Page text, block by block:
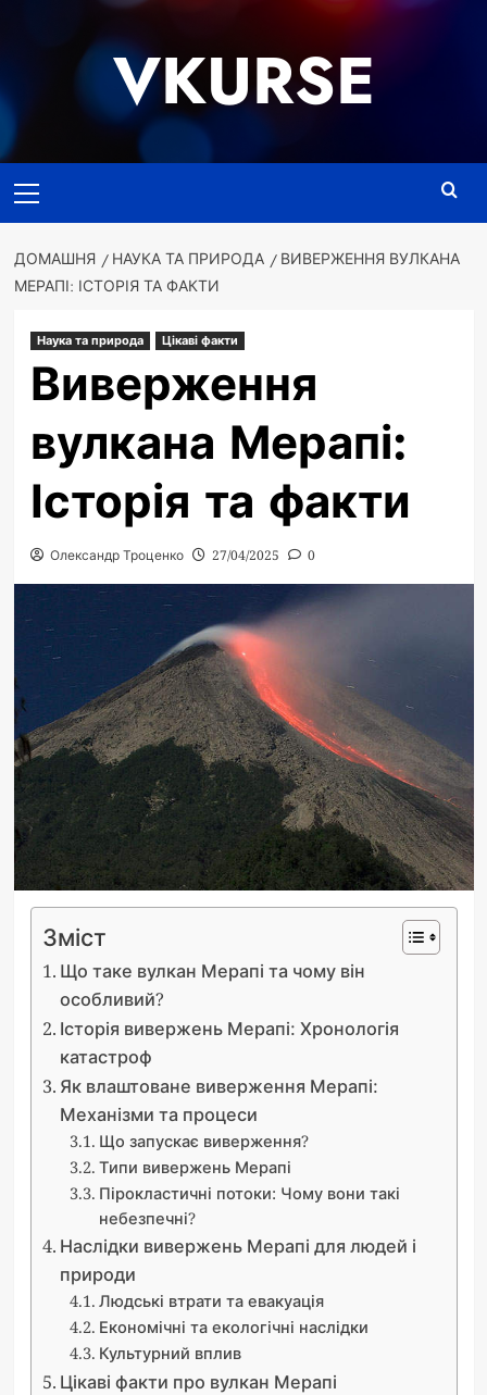
VKURSE
меню
ДОМАШНЯ НАУКА ТА ПРИРОДА
ВИВЕРЖЕННЯ ВУЛКАНА
МЕРАПІ: ІСТОРІЯ ТА ФАКТИ
Наука та природа Цікаві факти
Виверження
вулкана Мерапі:
Історія та факти
Олександр Троценко 27/04/2025 0
Зміст
Що таке вулкан Мерапі та чому він
особливий?
Історія вивержень Мерапі: Хронологія
катастроф
Як влаштоване виверження Мерапі:
Механізми та процеси
Що запускає виверження?
Типи вивержень Мерапі
Пірокластичні потоки: Чому вони такі
небезпечні?
Наслідки вивержень Мерапі для людей і
природи
Людські втрати та евакуація
Економічні та екологічні наслідки
Культурний вплив
Цікаві факти про вулкан Мерапі